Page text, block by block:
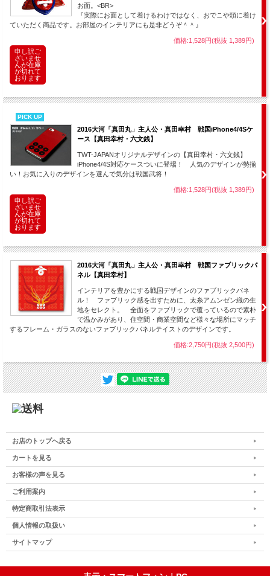
お面。<BR>
『実際にお面として着けるわけではなく、おでこや頭に着け
ていただく商品です。お部屋のインテリアにも是非どうぞ＾＾』
価格:1,528円(税抜 1,389円)
申し訳ご
ざいませ
んが在庫
が切れて
おります
PICK UP
2016大河「真田丸」主人公・真田幸村 戦国iPhone4/4Sケ
ース【真田幸村・六文銭】
TWT-JAPANオリジナルデザインの【真田幸村・六文銭】
iPhone4/4S対応ケースついに登場！ 人気のデザインが勢揃
い！お気に入りのデザインを選んで気分は戦国武将！
価格:1,528円(税抜 1,389円)
申し訳ご
ざいませ
んが在庫
が切れて
おります
2016大河「真田丸」主人公・真田幸村 戦国ファブリックパ
ネル【真田幸村】
インテリアを豊かにする戦国デザインのファブリックパネ
ル！ ファブリック感を出すために、太糸アムンゼン織の生
地をセレクト。 全面をファブリックで覆っているので素朴
で温かみがあり、住空間・商業空間など様々な場所にマッチ
するフレーム・ガラスのないファブリックパネルテイストのデザインです。
価格:2,750円(税抜 2,500円)
お店のトップへ戻る
カートを見る
お客様の声を見る
ご利用案内
特定商取引法表示
個人情報の取扱い
サイトマップ